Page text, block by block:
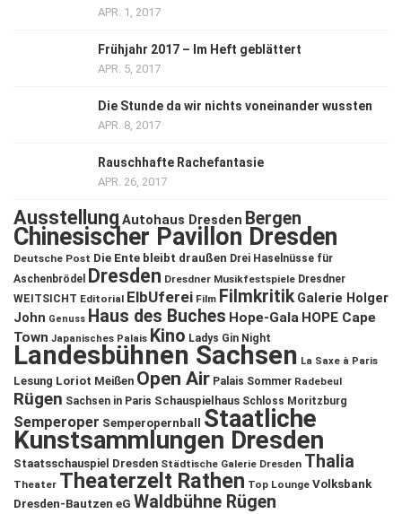
APR. 1, 2017
Frühjahr 2017 – Im Heft geblättert
APR. 5, 2017
Die Stunde da wir nichts voneinander wussten
APR. 8, 2017
Rauschhafte Rachefantasie
APR. 26, 2017
Ausstellung Autohaus Dresden Bergen
Chinesischer Pavillon Dresden
Deutsche Post Die Ente bleibt draußen Drei Haselnüsse für
Aschenbrödel
Dresden Dresdner Musikfestspiele Dresdner
WEITSICHT Editorial ElbUferei Film Filmkritik Galerie Holger
John Genuss Haus des Buches Hope-Gala HOPE Cape
Town Japanisches Palais Kino Ladys Gin Night
Landesbühnen Sachsen La Saxe à Paris
Lesung Loriot Meißen Open Air Palais Sommer Radebeul
Rügen Sachsen in Paris Schauspielhaus Schloss Moritzburg
Semperoper Semperopernball Staatliche
Kunstsammlungen Dresden
Staatsschauspiel Dresden Städtische Galerie Dresden Thalia
Theater Theaterzelt Rathen Top Lounge Volksbank
Dresden-Bautzen eG Waldbühne Rügen